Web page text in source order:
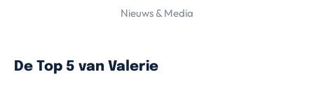
Nieuws & Media
De Top 5 van Valerie